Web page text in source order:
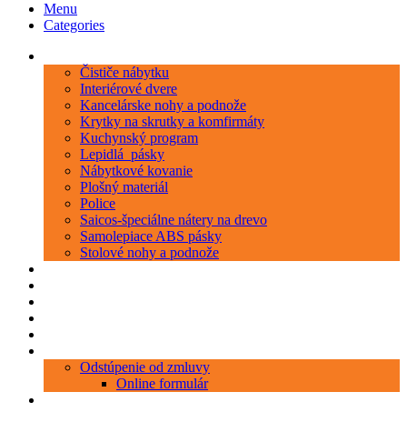
Menu
Categories
Čističe nábytku
Interiérové dvere
Kancelárske nohy a podnože
Krytky na skrutky a komfirmáty
Kuchynský program
Lepidlá_pásky
Nábytkové kovanie
Plošný materiál
Police
Saicos-špeciálne nátery na drevo
Samolepiace ABS pásky
Stolové nohy a podnože
Odstúpenie od zmluvy
Online formulár